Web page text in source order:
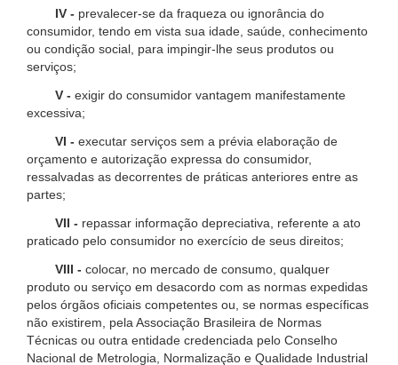
IV - prevalecer-se da fraqueza ou ignorância do
consumidor, tendo em vista sua idade, saúde, conhecimento
ou condição social, para impingir-lhe seus produtos ou
serviços;
V - exigir do consumidor vantagem manifestamente
excessiva;
VI - executar serviços sem a prévia elaboração de
orçamento e autorização expressa do consumidor,
ressalvadas as decorrentes de práticas anteriores entre as
partes;
VII - repassar informação depreciativa, referente a ato
praticado pelo consumidor no exercício de seus direitos;
VIII - colocar, no mercado de consumo, qualquer
produto ou serviço em desacordo com as normas expedidas
pelos órgãos oficiais competentes ou, se normas específicas
não existirem, pela Associação Brasileira de Normas
Técnicas ou outra entidade credenciada pelo Conselho
Nacional de Metrologia, Normalização e Qualidade Industrial